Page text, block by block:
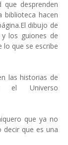
que desprenden
biblioteca hacen
dibujo de
los guiones de
lo que se escribe
las historias de
el Universo
que ya no
que es una